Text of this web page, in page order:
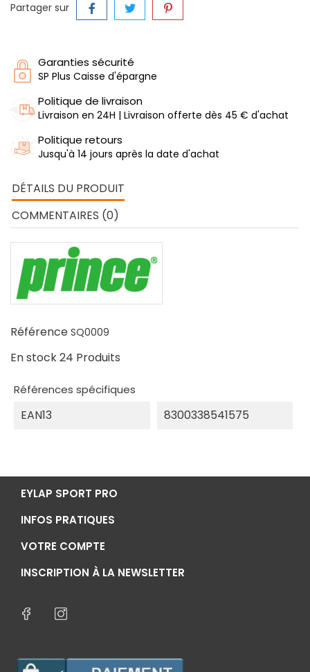
Partager sur
Garanties sécurité
SP Plus Caisse d'épargne
Politique de livraison
Livraison en 24H | Livraison offerte dès 45 € d'achat
Politique retours
Jusqu'à 14 jours après la date d'achat
DÉTAILS DU PRODUIT
COMMENTAIRES (0)
Référence SQ0009
En stock24 Produits
Références spécifiques
EAN13 8300338541575
EYLAP SPORT PRO
INFOS PRATIQUES
VOTRE COMPTE
INSCRIPTION À LA NEWSLETTER